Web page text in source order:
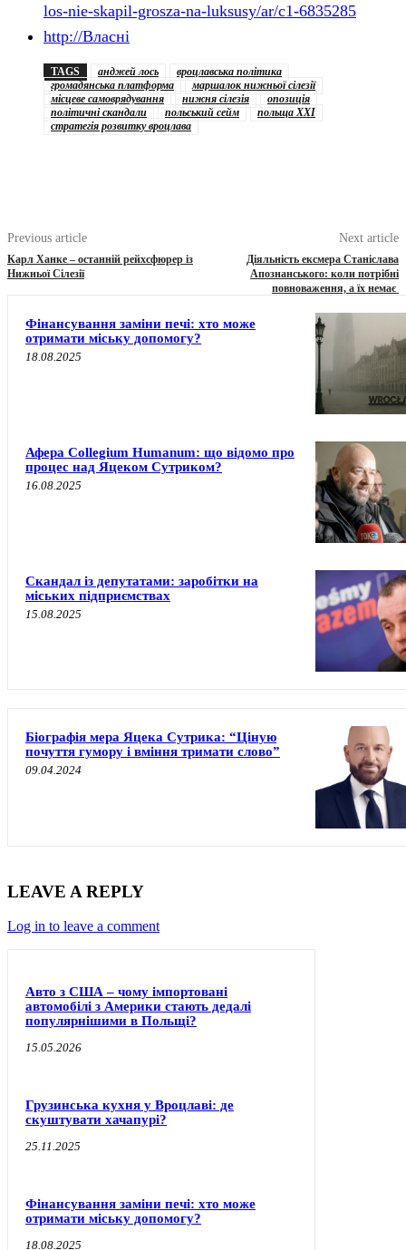
los-nie-skapil-grosza-na-luksusy/ar/c1-6835285
http://Власні
TAGS анджей лось
вроцлавська політика
громадянська платформа
маршалок нижньої сілезії
місцеве самоврядування
нижня сілезія
опозиція
політичні скандали
польський сейм
польща XXI
стратегія розвитку вроцлава
Previous article
Карл Ханке – останній рейхсфюрер із
Нижньої Сілезії
Next article
Діяльність ексмера Станіслава
Апознанського: коли потрібні
повноваження, а їх немає
Фінансування заміни печі: хто може
отримати міську допомогу?
18.08.2025
Афера Collegium Humanum: що відомо про
процес над Яцеком Сутриком?
16.08.2025
Скандал із депутатами: заробітки на
міських підприємствах
15.08.2025
Біографія мера Яцека Сутрика: “Ціную
почуття гумору і вміння тримати слово”
09.04.2024
LEAVE A REPLY
Log in to leave a comment
Авто з США – чому імпортовані
автомобілі з Америки стають дедалі
популярнішими в Польщі?
15.05.2026
Грузинська кухня у Вроцлаві: де
скуштувати хачапурі?
25.11.2025
Фінансування заміни печі: хто може
отримати міську допомогу?
18.08.2025